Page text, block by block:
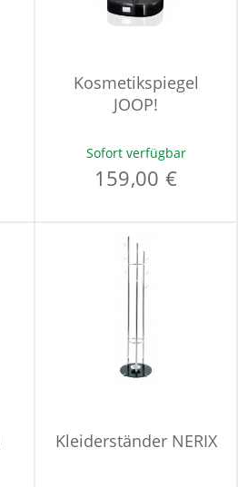
Kosmetikspiegel
JOOP!
Sofort verfügbar
159,00 €
Kleiderständer NERIX